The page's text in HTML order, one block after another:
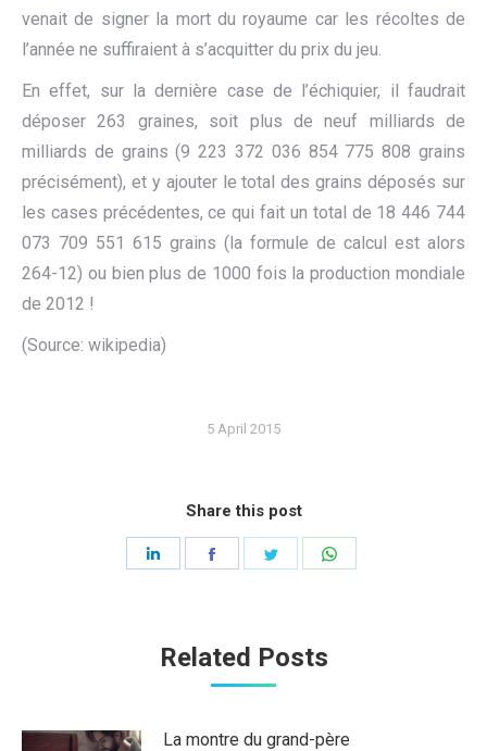
venait de signer la mort du royaume car les récoltes de
l’année ne suffiraient à s’acquitter du prix du jeu.
En effet, sur la dernière case de l’échiquier, il faudrait
déposer 263 graines, soit plus de neuf milliards de
milliards de grains (9 223 372 036 854 775 808 grains
précisément), et y ajouter le total des grains déposés sur
les cases précédentes, ce qui fait un total de 18 446 744
073 709 551 615 grains (la formule de calcul est alors
264-12) ou bien plus de 1000 fois la production mondiale
de 2012 !
(Source: wikipedia)
5 April 2015
Share this post
Related Posts
La montre du grand-père